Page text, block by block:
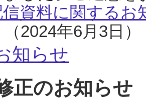
資料に関するお
2024年6月3日）
知らせ
正のお知らせ